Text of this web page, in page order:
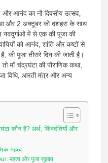
और आनंद का नौ दिवसीय उत्सव,
और 2 अक्टूबर को दशहरा के साथ
नवदुर्गाओं में से एक की पूजा की
को आनंद, शांति और कष्टों से
की पूजा तीसरे दिन की जाती है।
माँ चंद्रघंटा की पौराणिक कथा,
विधि, आरती मंत्र और अन्य
कौन हैं? अर्थ, किंवदंतियाँ और
महत्व
महत्व और पूजा सुझाव